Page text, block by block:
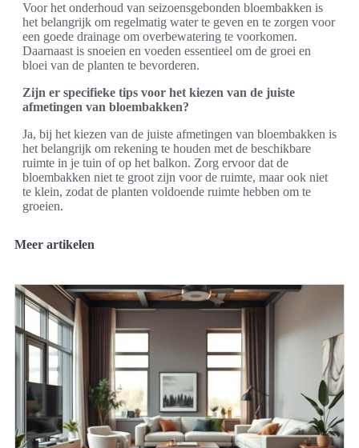
Voor het onderhoud van seizoensgebonden bloembakken is
het belangrijk om regelmatig water te geven en te zorgen voor
een goede drainage om overbewatering te voorkomen.
Daarnaast is snoeien en voeden essentieel om de groei en
bloei van de planten te bevorderen.
Zijn er specifieke tips voor het kiezen van de juiste
afmetingen van bloembakken?
Ja, bij het kiezen van de juiste afmetingen van bloembakken is
het belangrijk om rekening te houden met de beschikbare
ruimte in je tuin of op het balkon. Zorg ervoor dat de
bloembakken niet te groot zijn voor de ruimte, maar ook niet
te klein, zodat de planten voldoende ruimte hebben om te
groeien.
Meer artikelen